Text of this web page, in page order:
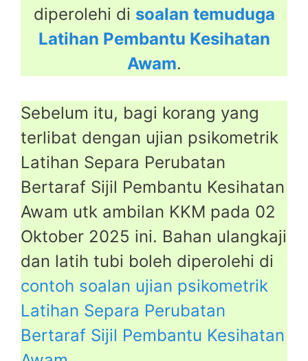
diperolehi di soalan temuduga
Latihan Pembantu Kesihatan
Awam.
Sebelum itu, bagi korang yang
terlibat dengan ujian psikometrik
Latihan Separa Perubatan
Bertaraf Sijil Pembantu Kesihatan
Awam utk ambilan KKM pada 02
Oktober 2025 ini. Bahan ulangkaji
dan latih tubi boleh diperolehi di
contoh soalan ujian psikometrik
Latihan Separa Perubatan
Bertaraf Sijil Pembantu Kesihatan